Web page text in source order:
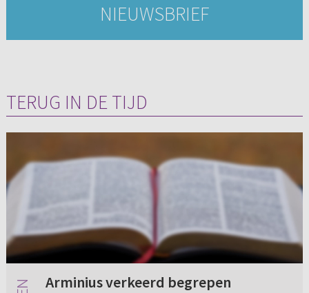
NIEUWSBRIEF
TERUG IN DE TIJD
Arminius verkeerd begrepen